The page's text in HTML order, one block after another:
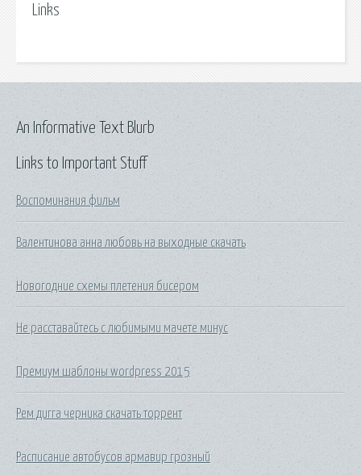
Links
Links to Important Stuff
Воспоминания фильм
Валентинова анна любовь на выходные скачать
Новогодние схемы плетения бисером
Не расставайтесь с любимыми мачете минус
Премиум шаблоны wordpress 2015
Рем дигга черника скачать торрент
Расписание автобусов армавир грозный
An Informative Text Blurb